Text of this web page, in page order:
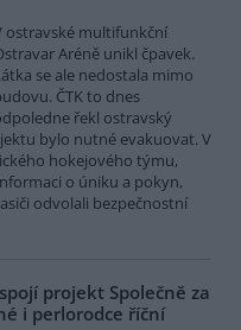
ostravské multifunkční
Aréně unikl čpavek.
se ale nedostala mimo
ČTK to dnes
řekl ostravský
bylo nutné evakuovat. V
hokejového týmu,
o úniku a pokyn,
odvolali bezpečnostní
projekt Společně za
i perlorodce říční